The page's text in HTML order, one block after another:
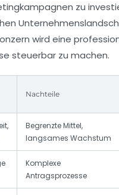
zu
wird eine
steuerbar zu machen.
Nachteile
Begrenzte Mittel,
langsames Wachstum
Komplexe
Antragsprozesse